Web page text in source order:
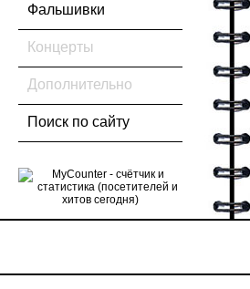
Фальшивки
Концерты
Дополнительно
Поиск по сайту